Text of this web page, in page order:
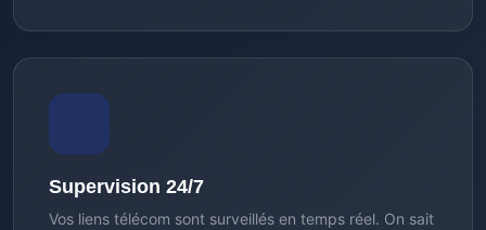
Supervision 24/7
Vos liens télécom sont surveillés en temps réel. On sait